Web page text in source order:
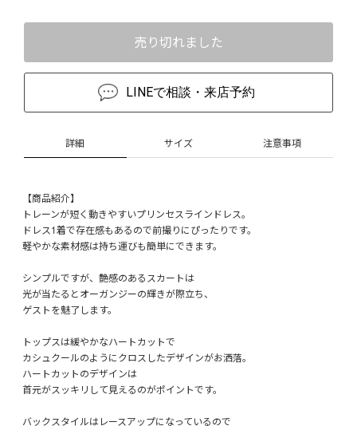
売り切れました
LINEで相談・来店予約
詳細 サイズ 注意事項
【商品紹介】
トレーンが短く動きやすいプリンセスラインドレス。
ドレス1着で存在感もあるので前撮りにぴったりです。
軽やかな素材感は持ち運びも簡単にできます。
シンプルですが、艶感のあるスカートは
光が当たるとオーガンジーの輝きが際立ち、
ゲストを魅了します。
トップスは緩やかなハートカットで
カシュクールのようにクロスしたデザインがお洒落。
ハートカットのデザインは
首元がスッキリして見えるのがポイントです。
バックスタイルはレースアップになっているので